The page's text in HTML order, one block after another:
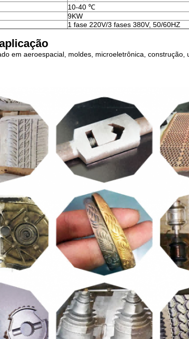
10-40 ℃
9KW
1 fase 220V/3 fases 380V, 50/60HZ
em aeroespacial, moldes, microeletrônica,